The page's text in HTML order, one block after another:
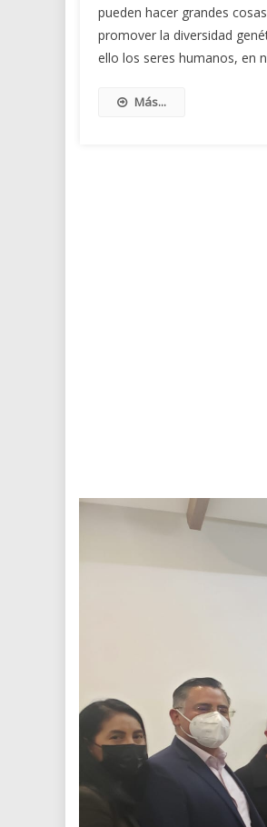
pueden hacer grandes
promover la diversidad
ello los seres humanos, en
Más...